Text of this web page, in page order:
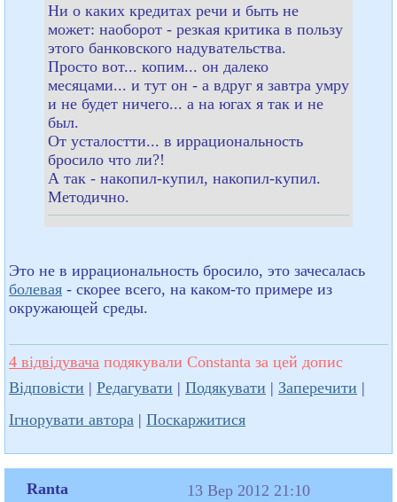
Ни о каких кредитах речи и быть не
может: наоборот - резкая критика в пользу
этого банковского надувательства.
Просто вот... копим... он далеко
месяцами... и тут он - а вдруг я завтра умру
и не будет ничего... а на югах я так и не
был.
От усталостти... в иррациональность
бросило что ли?!
А так - накопил-купил, накопил-купил.
Методично.
Это не в иррациональность бросило, это зачесалась
болевая - скорее всего, на каком-то примере из
окружающей среды.
4 відвідувача подякували Constanta за цей допис
Відповісти | Редагувати | Подякувати | Заперечити |
Ігнорувати автора | Поскаржитися
Ranta
13 Вер 2012 21:10